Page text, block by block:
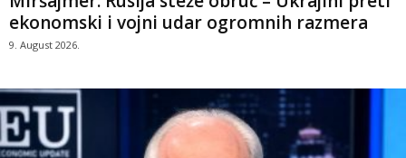
ekonomski i vojni udar ogromnih razmera
9. August 2026.